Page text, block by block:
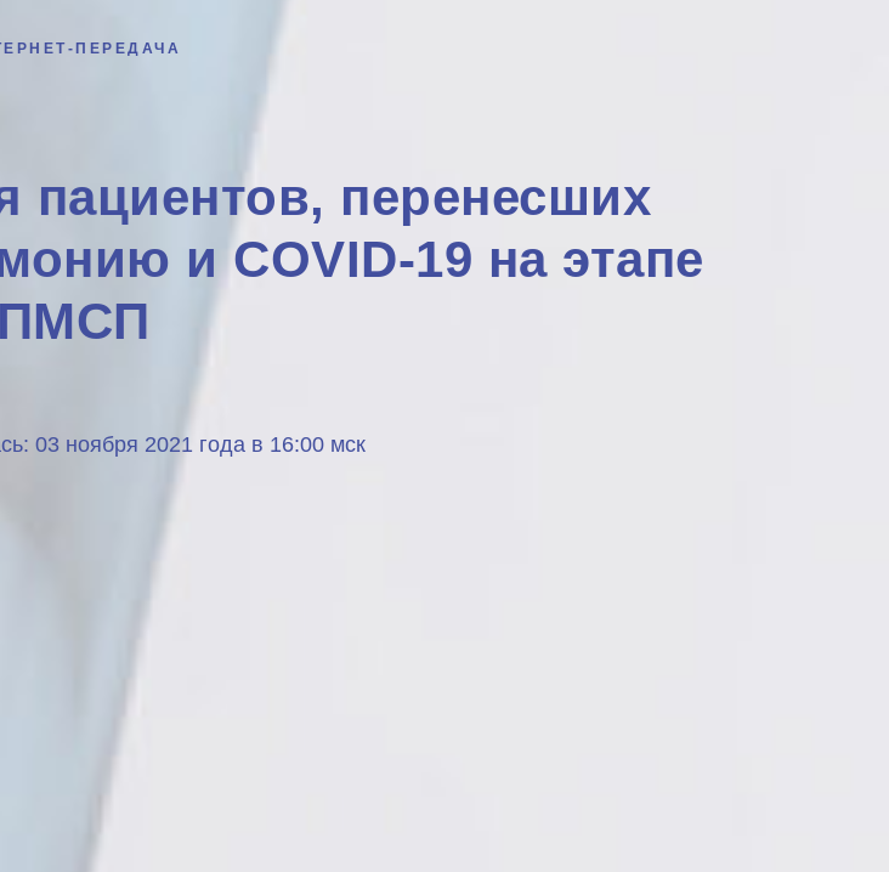
ПЕРЕДАЧА
пациентов, перенесших
и COVID-19 на этапе
ПМСП
03 ноября 2021 года в 16:00 мск